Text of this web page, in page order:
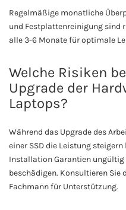
Regelmäßige monatliche
und Festplattenreinigung sind
alle 3-6 Monate für optimale
Welche Risiken
Upgrade der
Laptops?
Während das Upgrade des
einer SSD die Leistung
Installation Garantien
beschädigen. Konsultieren Sie
Fachmann für Unterstützung.